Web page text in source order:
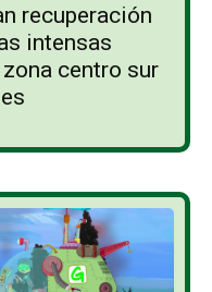
recuperación
intensas
centro sur